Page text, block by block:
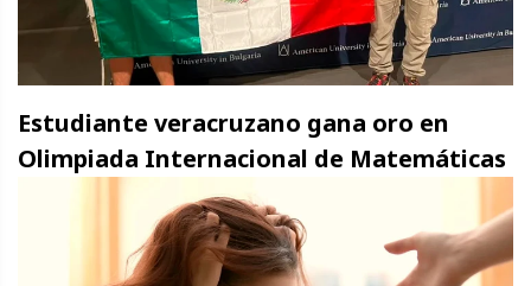
Estudiante veracruzano gana oro en
Olimpiada Internacional de Matemáticas